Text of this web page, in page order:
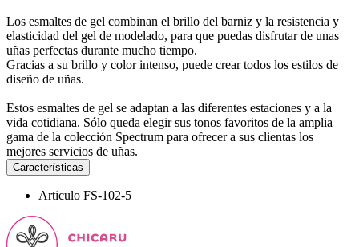
Los esmaltes de gel combinan el brillo del barniz y la resistencia y
elasticidad del gel de modelado, para que puedas disfrutar de unas
uñas perfectas durante mucho tiempo.
Gracias a su brillo y color intenso, puede crear todos los estilos de
diseño de uñas.
Estos esmaltes de gel se adaptan a las diferentes estaciones y a la
vida cotidiana. Sólo queda elegir sus tonos favoritos de la amplia
gama de la colección Spectrum para ofrecer a sus clientas los
mejores servicios de uñas.
Características
Articulo FS-102-5